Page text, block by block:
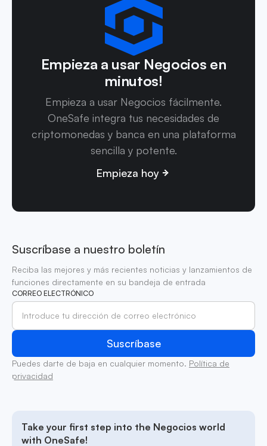
Empieza a usar Negocios en
minutos!
Empieza a usar Negocios fácilmente.
OneSafe integra tus necesidades de
criptomonedas y banca en una plataforma
sencilla y potente.
Empieza hoy
Suscríbase a nuestro boletín
Reciba las mejores y más recientes noticias y lanzamientos de
funciones directamente en su bandeja de entrada
CORREO ELECTRÓNICO
Puedes darte de baja en cualquier momento. Política de
privacidad
Take your first step into the Negocios world
with OneSafe!